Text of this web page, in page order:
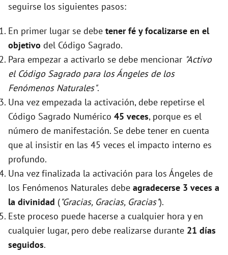
seguirse los siguientes pasos:
En primer lugar se debe tener fé y focalizarse en el
objetivo del Código Sagrado.
Para empezar a activarlo se debe mencionar "Activo
el Código Sagrado para los Ángeles de los
Fenómenos Naturales".
Una vez empezada la activación, debe repetirse el
Código Sagrado Numérico 45 veces, porque es el
número de manifestación. Se debe tener en cuenta
que al insistir en las 45 veces el impacto interno es
profundo.
Una vez finalizada la activación para los Ángeles de
los Fenómenos Naturales debe agradecerse 3 veces a
la divinidad ("Gracias, Gracias, Gracias").
Este proceso puede hacerse a cualquier hora y en
cualquier lugar, pero debe realizarse durante 21 días
seguidos.